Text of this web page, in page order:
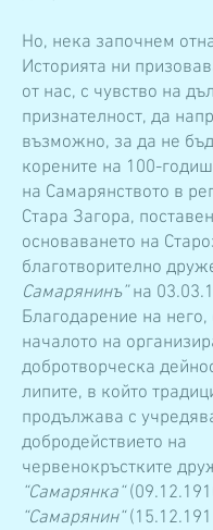
Но, нека започнем
Историята ни
от нас, с чувство на
признателност, да
възможно, за да не
корените на 100-
на Самарянството в
Стара Загора,
основаването на
благотворително
Самарянинъ”на
Благодарение на него,
началото на
добротворческа
липите, в който
продължава с
добродействието на
червенокръстките
“Самарянка“
“Самарянин“